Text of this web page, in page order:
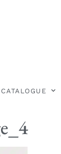
CATALOGUE